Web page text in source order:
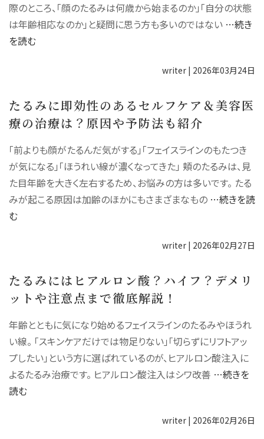
際のところ、「顔のたるみは何歳から始まるのか」「自分の状態
は年齢相応なのか」と疑問に思う方も多いのではない …続き
を読む
writer | 2026年03月24日
たるみに即効性のあるセルフケア＆美容医
療の治療は？原因や予防法も紹介
「前よりも顔がたるんだ気がする」「フェイスラインのもたつき
が気になる」「ほうれい線が濃くなってきた」 頬のたるみは、見
た目年齢を大きく左右するため、お悩みの方は多いです。 たる
みが起こる原因は加齢のほかにもさまざまなもの …続きを読
む
writer | 2026年02月27日
たるみにはヒアルロン酸？ハイフ？デメリ
ットや注意点まで徹底解説！
年齢とともに気になり始めるフェイスラインのたるみやほうれ
い線。 「スキンケアだけでは物足りない」「切らずにリフトアッ
プしたい」という方に選ばれているのが、ヒアルロン酸注入に
よるたるみ治療です。 ヒアルロン酸注入はシワ改善 …続きを
読む
writer | 2026年02月26日